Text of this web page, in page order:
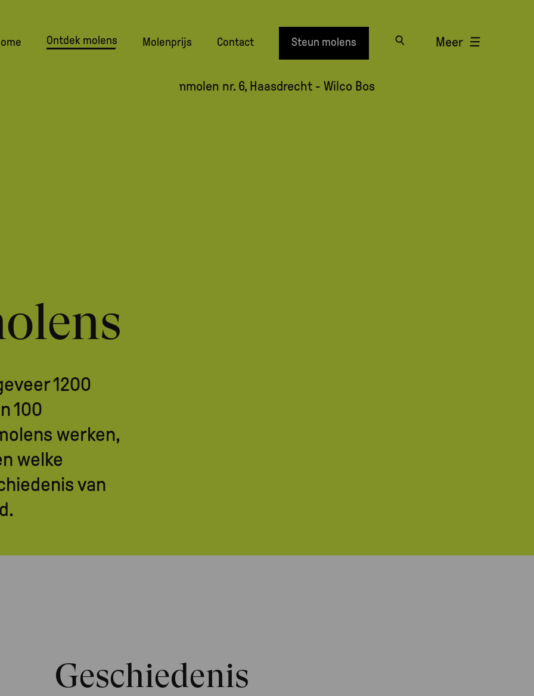
Ontdek molens Molenprijs Contact Steun molens Meer
1200
100
werken,
welke
van
Geschiedenis